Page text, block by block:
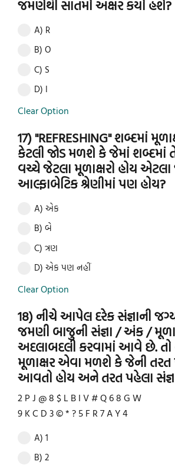
જમણેથી સાતમો અક્ષર કયો હશે?
A) R
B) O
C) S
D) I
Clear Option
17) "REFRESHING" શબ્દમાં
કેટલી જોડ મળશે કે જેમાં શબ્દમાં તે
વચ્ચે જેટલા મૂળાક્ષરો હોય એટલા
આલ્ફાબેટિક શ્રેણીમાં પણ હોય?
A) એક
B) બે
C) ત્રણ
D) એક પણ નહીં
Clear Option
18) નીચે આપેલ દરેક સંજ્ઞાની
જમણી બાજુની સંજ્ઞા / અંક /
અદલાબદલી કરવામાં આવે છે. તો
મૂળાક્ષર એવા મળશે કે જેની
આવતો હોય અને તરત પહેલા
2 P J @ 8 $ L B I V # Q 6 8 G W
9 K C D 3 © * ? 5 F R 7 A Y 4
A) 1
B) 2